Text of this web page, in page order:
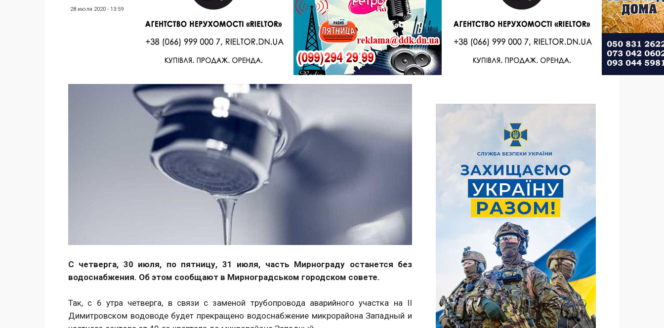
28 июля 2020 - 13:59
С четверга, 30 июля, по пятницу, 31 июля, часть Мирнограду останется без
водоснабжения. Об этом сообщают в Мирноградськом городском совете.
Так, с 6 утра четверга, в связи с заменой трубопровода аварийного участка на II
Димитровском водоводе будет прекращено водоснабжение микрорайона Западный и